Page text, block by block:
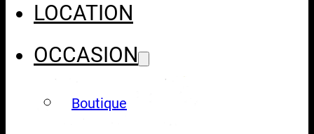
LOCATION
OCCASION
Boutique